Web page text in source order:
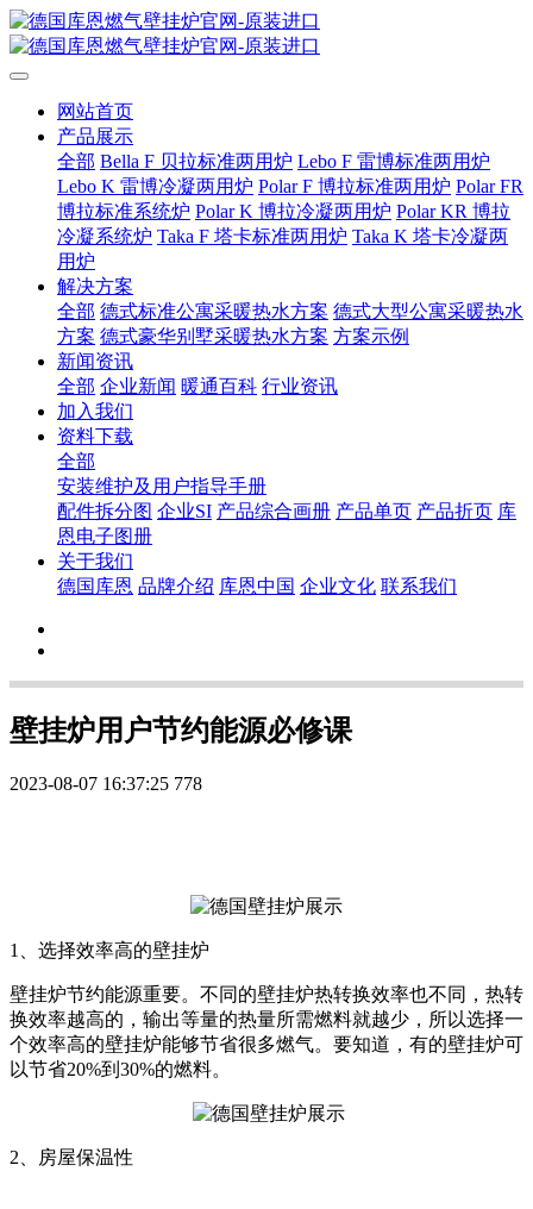
网站首页
产品展示
全部 Bella F 贝拉标准两用炉 Lebo F 雷博标准两用炉
Lebo K 雷博冷凝两用炉 Polar F 博拉标准两用炉 Polar FR
博拉标准系统炉 Polar K 博拉冷凝两用炉 Polar KR 博拉
冷凝系统炉 Taka F 塔卡标准两用炉 Taka K 塔卡冷凝两
用炉
解决方案
全部 德式标准公寓采暖热水方案 德式大型公寓采暖热水
方案 德式豪华别墅采暖热水方案 方案示例
新闻资讯
全部 企业新闻 暖通百科 行业资讯
加入我们
资料下载
全部
安装维护及用户指导手册
配件拆分图 企业SI 产品综合画册 产品单页 产品折页 库
恩电子图册
关于我们
德国库恩 品牌介绍 库恩中国 企业文化 联系我们
壁挂炉用户节约能源必修课
2023-08-07 16:37:25 778
1 、选择效率高的壁挂炉
壁挂炉节约能源重要。不同的壁挂炉热转换效率也不同，热转
换效率越高的，输出等量的热量所需燃料就越少，所以选择一
个效率高的壁挂炉能够节省很多燃气。要知道，有的壁挂炉可
以节省20%到30%的燃料。
2、房屋保温性